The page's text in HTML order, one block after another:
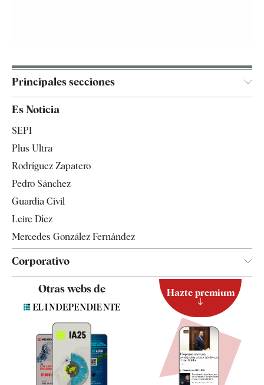
Principales secciones
España
Televisión
Es Noticia
SEPI
Plus Ultra
Rodríguez Zapatero
Pedro Sánchez
Guardia Civil
Leire Díez
Mercedes González Fernández
Corporativo
Contacto
Quiénes somos
Especificaciones
Otras webs de Hazte premium